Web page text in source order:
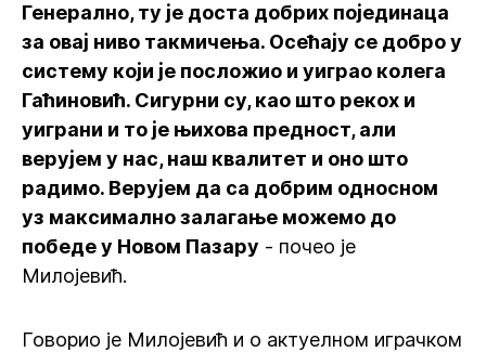
Генерално, ту је доста добрих појединаца
за овај ниво такмичења. Осећају се добро у
систему који је посложио и уиграо колега
Гаћиновић. Сигурни су, као што рекох и
уиграни и то је њихова предност, али
верујем у нас, наш квалитет и оно што
радимо. Верујем да са добрим односном
уз максимално залагање можемо до
победе у Новом Пазару - почео је
Милојевић.
Говорио је Милојевић и о актуелном играчком